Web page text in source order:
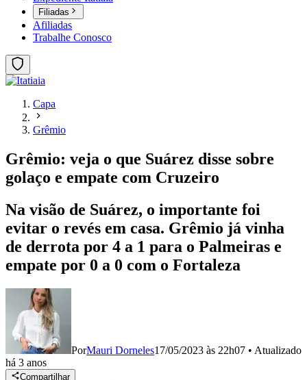
Filiadas
Afiliadas
Trabalhe Conosco
Capa
Grêmio
Grêmio: veja o que Suárez disse sobre
golaço e empate com Cruzeiro
Na visão de Suárez, o importante foi
evitar o revés em casa. Grêmio já vinha
de derrota por 4 a 1 para o Palmeiras e
empate por 0 a 0 com o Fortaleza
PorMauri Dorneles17/05/2023 às 22h07 • Atualizado
há 3 anos
Compartilhar